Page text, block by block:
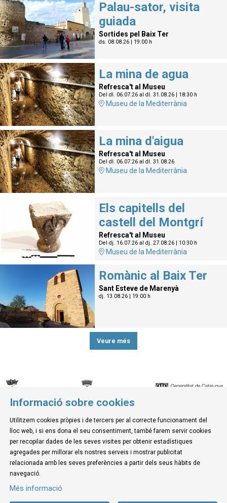
Palau-sator, visita
guiada
Sortides pel Baix Ter
ds. 08.08.26| 19:00 h
La mina de agua
Refresca't al Museu
Del dl. 06.07.26al dl. 31.08.26| 18:30 h
Museu de la Mediterrània
La mina d'aigua
Refresca't al Museu
Del dl. 06.07.26al dl. 31.08.26
Museu de la Mediterrània
Els capitells del
castell del Montgrí
Refresca't al Museu
Del dj. 16.07.26al dj. 27.08.26| 10:30 h
Museu de la Mediterrània
Romànic al Baix Ter
Sant Esteve de Marenyà
dj. 13.08.26| 19:00 h
Veure més
© Museu de la Mediterrània
C. d'Ullà, 27-31 | 17257 Torroella de Montgrí
Tel. 972 755 180 a/e: info@museudelamediterrania.cat
|
Informació sobre cookies
Utilitzem cookies pròpies i de tercers per al correcte funcionament del
lloc web, i si ens dona el seu consentiment, també farem servir cookies
per recopilar dades de les seves visites per obtenir estadístiques
agregades per millorar els nostres serveis i mostrar publicitat
relacionada amb les seves preferències a partir dels seus hàbits de
navegació.
Més informació